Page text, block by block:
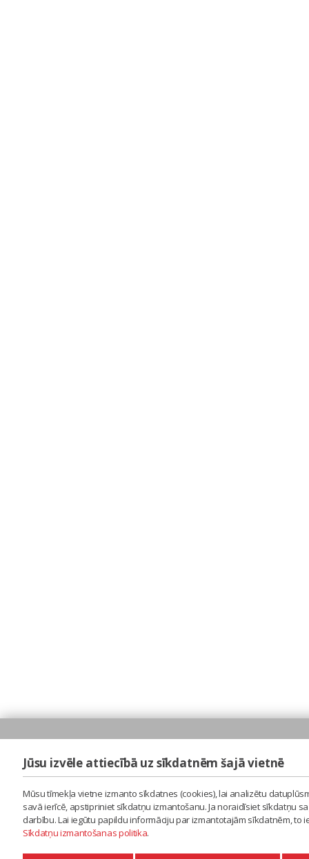
Jūsu izvēle attiecībā uz sīkdatnēm šajā vietnē
Mūsu tīmekļa vietne izmanto sīkdatnes (cookies), lai analizētu
savā ierīcē, apstipriniet sīkdatņu izmantošanu. Ja noraidīsiet sīkdatņu
darbību. Lai iegūtu papildu informāciju par izmantotajām sīkdatnēm,
Sīkdatņu izmantošanas politika.